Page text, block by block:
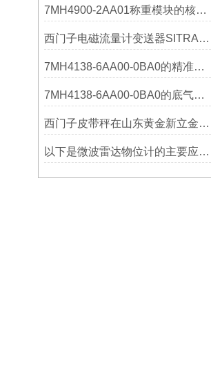
7MH4900-2AA01称重模块的核心亮点，藏着让效率翻倍的“关键密码”
西门子电磁流量计变送器SITRANS FMT020的功能
7MH4138-6AA00-0BA0的精准从何而来？关键组成部分，藏着答案！
7MH4138-6AA00-0BA0的底气：这些核心功能，让精准称重不再是难题
西门子皮带秤在山东黄金新立金矿的成功应用
以下是微波雷达物位计的主要应用领域及具体场景分析